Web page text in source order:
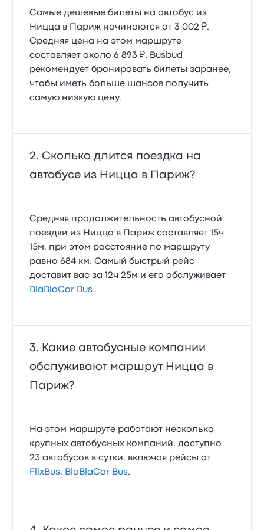
Самые дешевые билеты на автобус из
Ницца в Париж начинаются от 3 002 ₽.
Средняя цена на этом маршруте
составляет около 6 893 ₽. Busbud
рекомендует бронировать билеты заранее,
чтобы иметь больше шансов получить
самую низкую цену.
Сколько длится поездка на
автобусе из Ницца в Париж?
Средняя продолжительность автобусной
поездки из Ницца в Париж составляет 15ч
15м, при этом расстояние по маршруту
равно 684 км. Самый быстрый рейс
доставит вас за 12ч 25м и его обслуживает
BlaBlaCar Bus.
Какие автобусные компании
обслуживают маршрут Ницца в
Париж?
На этом маршруте работают несколько
крупных автобусных компаний, доступно
23 автобусов в сутки, включая рейсы от
FlixBus, BlaBlaCar Bus.